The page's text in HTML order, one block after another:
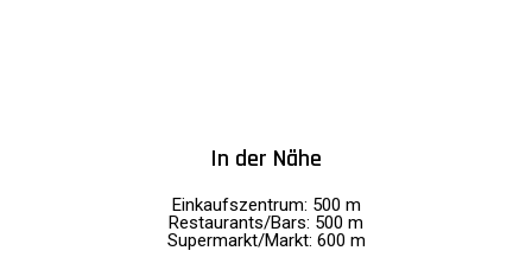
In der Nähe
Einkaufszentrum: 500 m
Restaurants/Bars: 500 m
Supermarkt/Markt: 600 m